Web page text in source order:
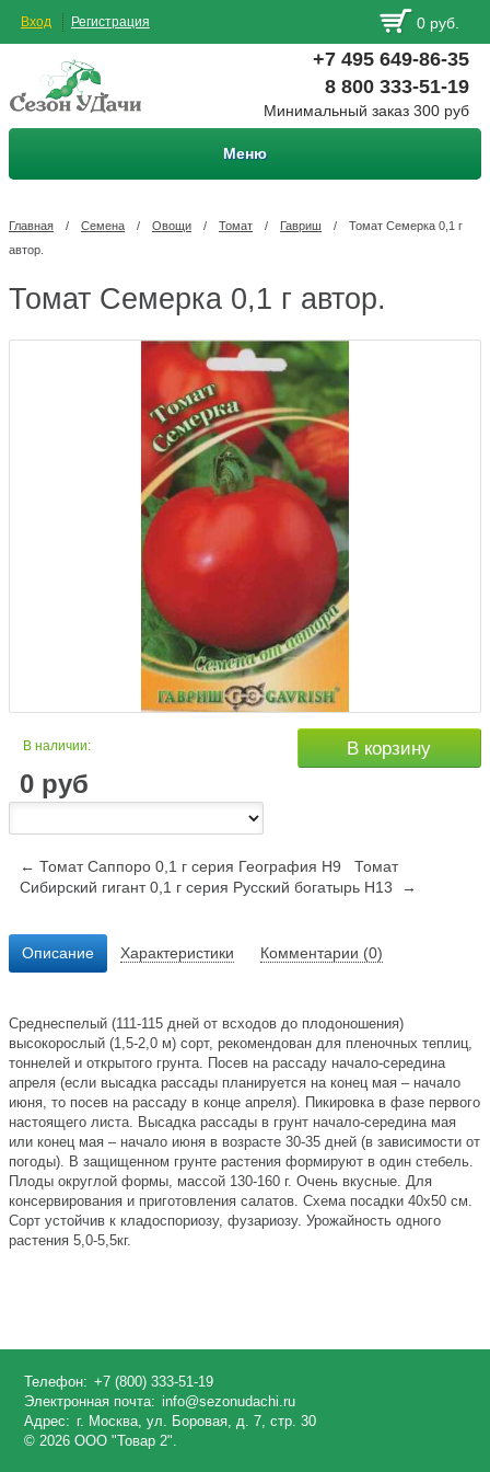
Вход Регистрация 0 руб.
+7 495 649-86-35
8 800 333-51-19
Минимальный заказ 300 руб
Меню
Главная / Семена / Овощи / Томат / Гавриш /
Томат Семерка 0,1 г
автор.
Томат Семерка 0,1 г автор.
В наличии:
0 руб
В корзину
← Томат Саппоро 0,1 г серия География Н9
Томат
Сибирский гигант 0,1 г серия Русский богатырь Н13 →
Описание Характеристики Комментарии (0)
Среднеспелый (111-115 дней от всходов до плодоношения)
высокорослый (1,5-2,0 м) сорт, рекомендован для пленочных теплиц,
тоннелей и открытого грунта. Посев на рассаду начало-середина
апреля (если высадка рассады планируется на конец мая – начало
июня, то посев на рассаду в конце апреля). Пикировка в фазе первого
настоящего листа. Высадка рассады в грунт начало-середина мая
или конец мая – начало июня в возрасте 30-35 дней (в зависимости от
погоды). В защищенном грунте растения формируют в один стебель.
Плоды округлой формы, массой 130-160 г. Очень вкусные. Для
консервирования и приготовления салатов. Схема посадки 40х50 см.
Сорт устойчив к кладоспориозу, фузариозу. Урожайность одного
растения 5,0-5,5кг.
Телефон: +7 (800) 333-51-19
Электронная почта: info@sezonudachi.ru
Адрес: г. Москва, ул. Боровая, д. 7, стр. 30
© 2026 ООО "Товар 2".